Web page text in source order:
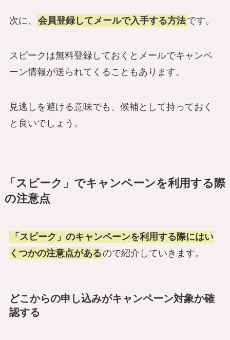
次に、 会員登録してメールで入手する方法です。
スピークは無料登録しておくとメールでキャンペ
ーン情報が送られてくることもあります。
見逃しを避ける意味でも、候補として持っておく
と良いでしょう。
「スピーク」でキャンペーンを利用する際
の注意点
「スピーク」のキャンペーンを利用する際にはい
くつかの注意点があるので紹介していきます。
どこからの申し込みがキャンペーン対象か確
認する